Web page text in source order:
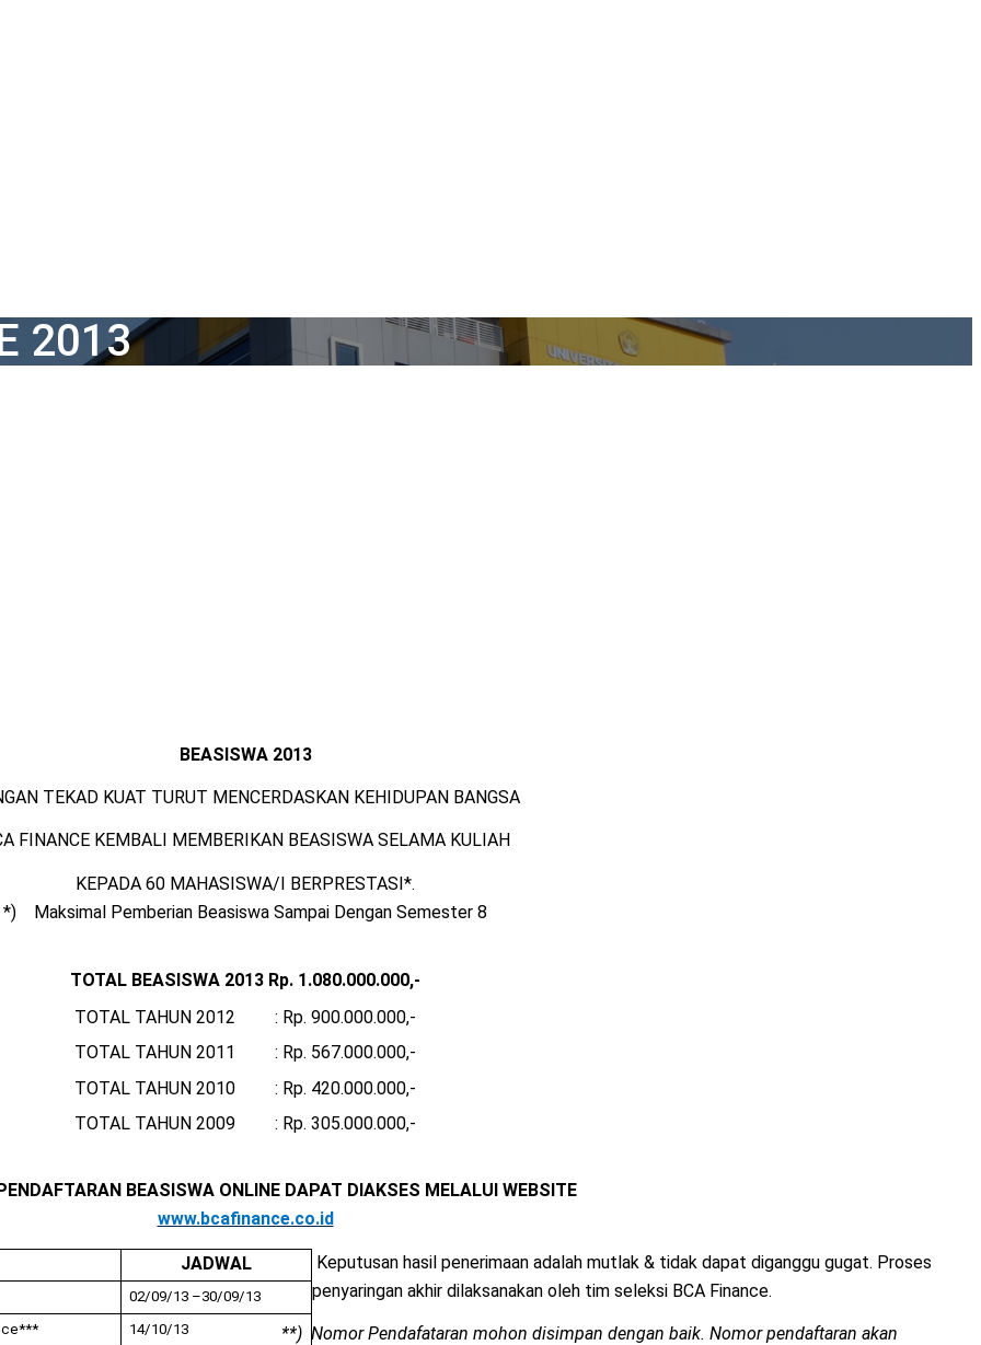
2013
BEASISWA 2013
TEKAD KUAT TURUT MENCERDASKAN KEHIDUPAN BANGSA
FINANCE KEMBALI MEMBERIKAN BEASISWA SELAMA KULIAH
KEPADA 60 MAHASISWA/I BERPRESTASI*.
*) Maksimal Pemberian Beasiswa Sampai Dengan Semester 8
TOTAL BEASISWA 2013 Rp. 1.080.000.000,-
TOTAL TAHUN 2012 : Rp. 900.000.000,-
TOTAL TAHUN 2011 : Rp. 567.000.000,-
TOTAL TAHUN 2010 : Rp. 420.000.000,-
TOTAL TAHUN 2009 : Rp. 305.000.000,-
BEASISWA ONLINE DAPAT DIAKSES MELALUI WEBSITE
www.bcafinance.co.id
JADWAL
02/09/13 –30/09/13
14/10/13
Keputusan hasil penerimaan adalah mutlak & tidak dapat diganggu gugat. Proses
penyaringan akhir dilaksanakan oleh tim seleksi BCA Finance.
**) Nomor Pendafataran mohon disimpan dengan baik. Nomor pendaftaran akan